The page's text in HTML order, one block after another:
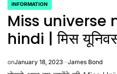
POSTED
IN
INFORMATION
Miss universe
hindi | मिस
onJanuary 18, 2023 James Bond